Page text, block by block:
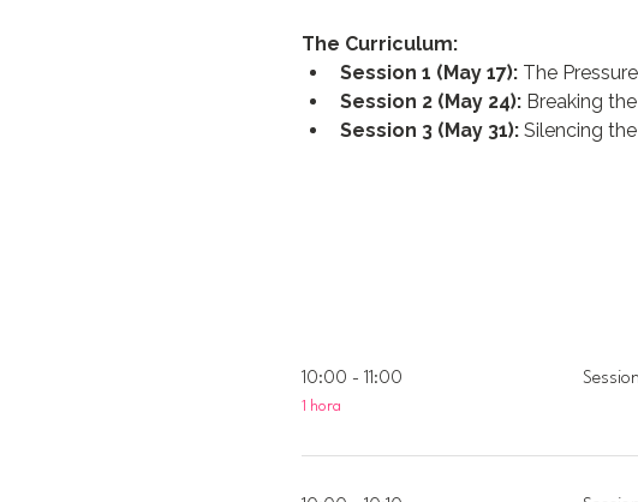
The Curriculum:
Session 1 (May 17): The
Session 2 (May 24): Breaking
Session 3 (May 31): Silencing
10:00 - 11:00
1 hora